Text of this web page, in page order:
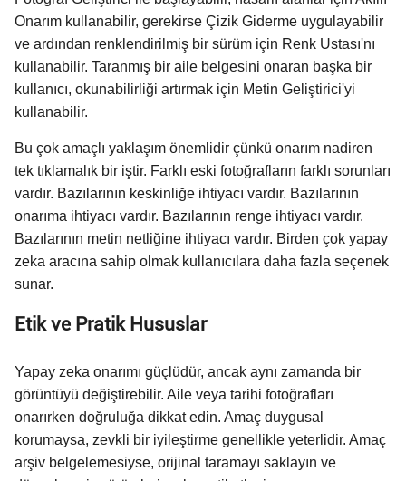
Onarım kullanabilir, gerekirse Çizik Giderme uygulayabilir
ve ardından renklendirilmiş bir sürüm için Renk Ustası'nı
kullanabilir. Taranmış bir aile belgesini onaran başka bir
kullanıcı, okunabilirliği artırmak için Metin Geliştirici'yi
kullanabilir.
Bu çok amaçlı yaklaşım önemlidir çünkü onarım nadiren
tek tıklamalık bir iştir. Farklı eski fotoğrafların farklı sorunları
vardır. Bazılarının keskinliğe ihtiyacı vardır. Bazılarının
onarıma ihtiyacı vardır. Bazılarının renge ihtiyacı vardır.
Bazılarının metin netliğine ihtiyacı vardır. Birden çok yapay
zeka aracına sahip olmak kullanıcılara daha fazla seçenek
sunar.
Etik ve Pratik Hususlar
Yapay zeka onarımı güçlüdür, ancak aynı zamanda bir
görüntüyü değiştirebilir. Aile veya tarihi fotoğrafları
onarırken doğruluğa dikkat edin. Amaç duygusal
korumaysa, zevkli bir iyileştirme genellikle yeterlidir. Amaç
arşiv belgelemesiyse, orijinal taramayı saklayın ve